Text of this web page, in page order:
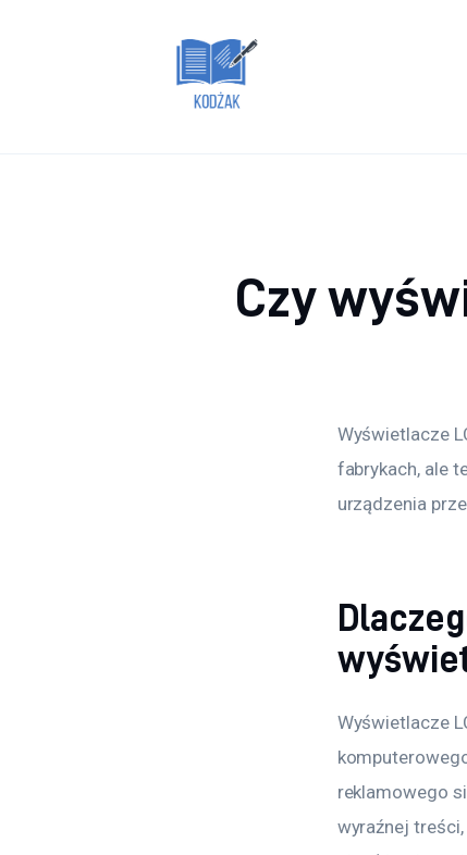
Czy
Wyświetlacze
fabrykach, ale
urządzenia
Wyświetlacze
reklamowego
wyraźnej